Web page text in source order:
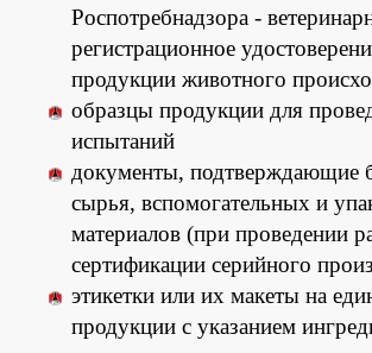
Роспотребнадзора -
регистрационное
продукции животного
образцы продукции для
испытаний
документы, подтверждающие
сырья, вспомогательных и
материалов (при проведении
сертификации серийного
этикетки или их макеты на
продукции с указанием